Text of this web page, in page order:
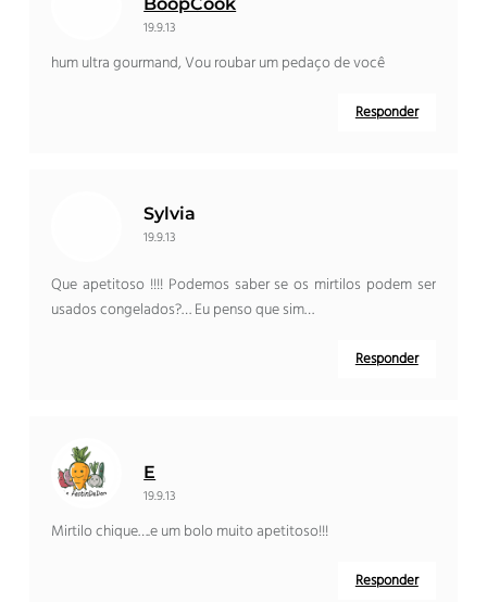
BoopCook
19.9.13
hum ultra gourmand, Vou roubar um pedaço de você
Responder
Sylvia
19.9.13
Que apetitoso !!!! Podemos saber se os mirtilos podem ser
usados ​​congelados?… Eu penso que sim…
Responder
E
19.9.13
Mirtilo chique….e um bolo muito apetitoso!!!
Responder